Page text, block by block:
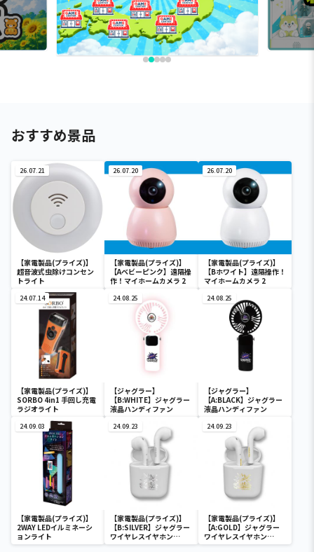
おすすめ景品
26.07.21
【家電製品(プライズ)】
超音波式虫除けコンセン
トライト
26.07.20
【家電製品(プライズ)】
【Aベビーピンク】遠隔操
作！マイホームカメラ 2
26.07.20
【家電製品(プライズ)】
【Bホワイト】遠隔操作！
マイホームカメラ 2
24.07.14
【家電製品(プライズ)】
SORBO 4in1 手回し充電
ラジオライト
24.08.25
【ジャグラー】
【B:WHITE】ジャグラー
液晶ハンディファン
24.08.25
【ジャグラー】
【A:BLACK】ジャグラー
液晶ハンディファン
24.09.03
【家電製品(プライズ)】
2WAY LEDイルミネーシ
ョンライト
24.09.23
【家電製品(プライズ)】
【B:SILVER】ジャグラー
ワイヤレスイヤホン
2(GOLD&SILVER)
24.09.23
【家電製品(プライズ)】
【A:GOLD】ジャグラー
ワイヤレスイヤホン
2(GOLD&SILVER)